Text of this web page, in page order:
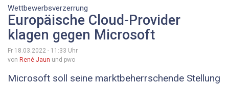
Wettbewerbsverzerrung
Europäische Cloud-Provider
klagen gegen Microsoft
Fr 18.03.2022 - 11:33 Uhr
von René Jaun und pwo
Microsoft soll seine marktbeherrschende Stellung